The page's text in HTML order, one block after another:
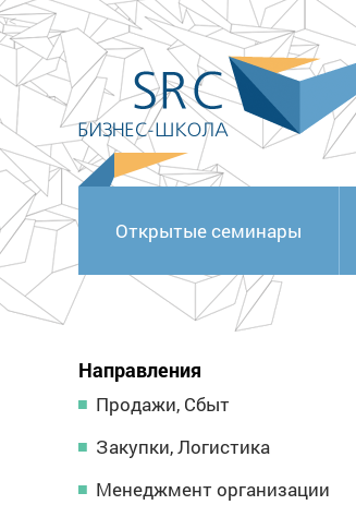
<
Открытые семинары
Направления
Продажи, Сбыт
Закупки, Логистика
Менеджмент организации